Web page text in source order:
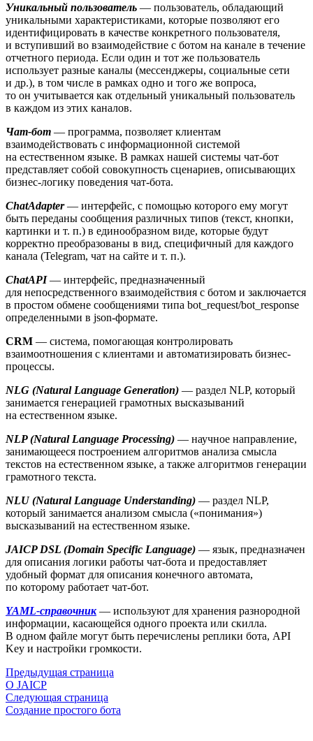
Уникальный пользователь — пользователь, обладающий
уникальными характеристиками, которые позволяют его
идентифицировать в качестве конкретного пользователя,
и вступивший во взаимодействие с ботом на канале в течение
отчетного периода. Если один и тот же пользователь
использует разные каналы (мессенджеры, социальные сети
и др.), в том числе в рамках одно и того же вопроса,
то он учитывается как отдельный уникальный пользователь
в каждом из этих каналов.
Чат-бот — программа, позволяет клиентам
взаимодействовать с информационной системой
на естественном языке. В рамках нашей системы чат-бот
представляет собой совокупность сценариев, описывающих
бизнес-логику поведения чат-бота.
ChatAdapter— интерфейс, с помощью которого ему могут
быть переданы сообщения различных типов (текст, кнопки,
картинки и т. п.) в единообразном виде, которые будут
корректно преобразованы в вид, специфичный для каждого
канала (Telegram, чат на сайте и т. п.).
ChatAPI— интерфейс, предназначенный
для непосредственного взаимодействия с ботом и заключается
в простом обмене сообщениями типа bot_request/bot_response
определенными в json-формате.
CRM — система, помогающая контролировать
взаимоотношения с клиентами и автоматизировать бизнес-
процессы.
NLG (Natural Language Generation) — раздел NLP, который
занимается генерацией грамотных высказываний
на естественном языке.
NLP (Natural Language Processing) — научное направление,
занимающееся построением алгоритмов анализа смысла
текстов на естественном языке, а также алгоритмов генерации
грамотного текста.
NLU (Natural Language Understanding) — раздел NLP,
который занимается анализом смысла («понимания»)
высказываний на естественном языке.
JAICP DSL (Domain Specific Language) — язык, предназначен
для описания логики работы чат-бота и предоставляет
удобный формат для описания конечного автомата,
по которому работает чат-бот.
YAML-справочник— используют для хранения разнородной
информации, касающейся одного проекта или скилла.
В одном файле могут быть перечислены реплики бота, API
Key и настройки громкости.
Предыдущая страница
О JAICP
Следующая страница
Создание простого бота